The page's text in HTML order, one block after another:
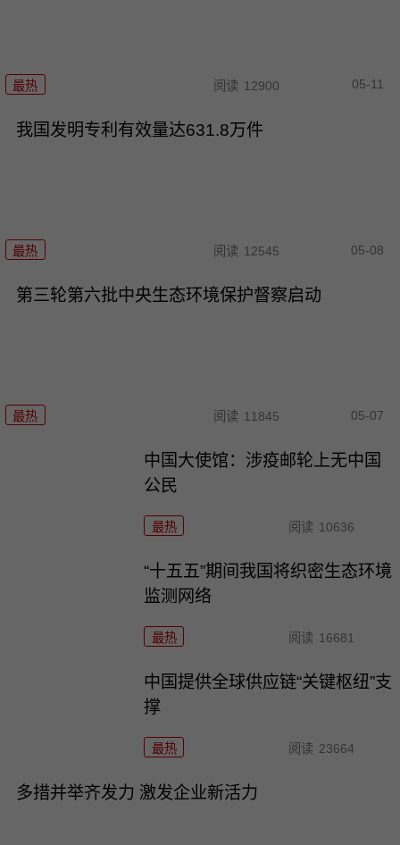
最热 阅读 12900 05-11
我国发明专利有效量达631.8万件
最热 阅读 12545 05-08
第三轮第六批中央生态环境保护督察启动
最热 阅读 11845 05-07
中国大使馆：涉疫邮轮上无中国
公民
最热 阅读 10636
“十五五”期间我国将织密生态环境
监测网络
最热 阅读 16681
中国提供全球供应链“关键枢纽”支
撑
最热 阅读 23664
多措并举齐发力 激发企业新活力